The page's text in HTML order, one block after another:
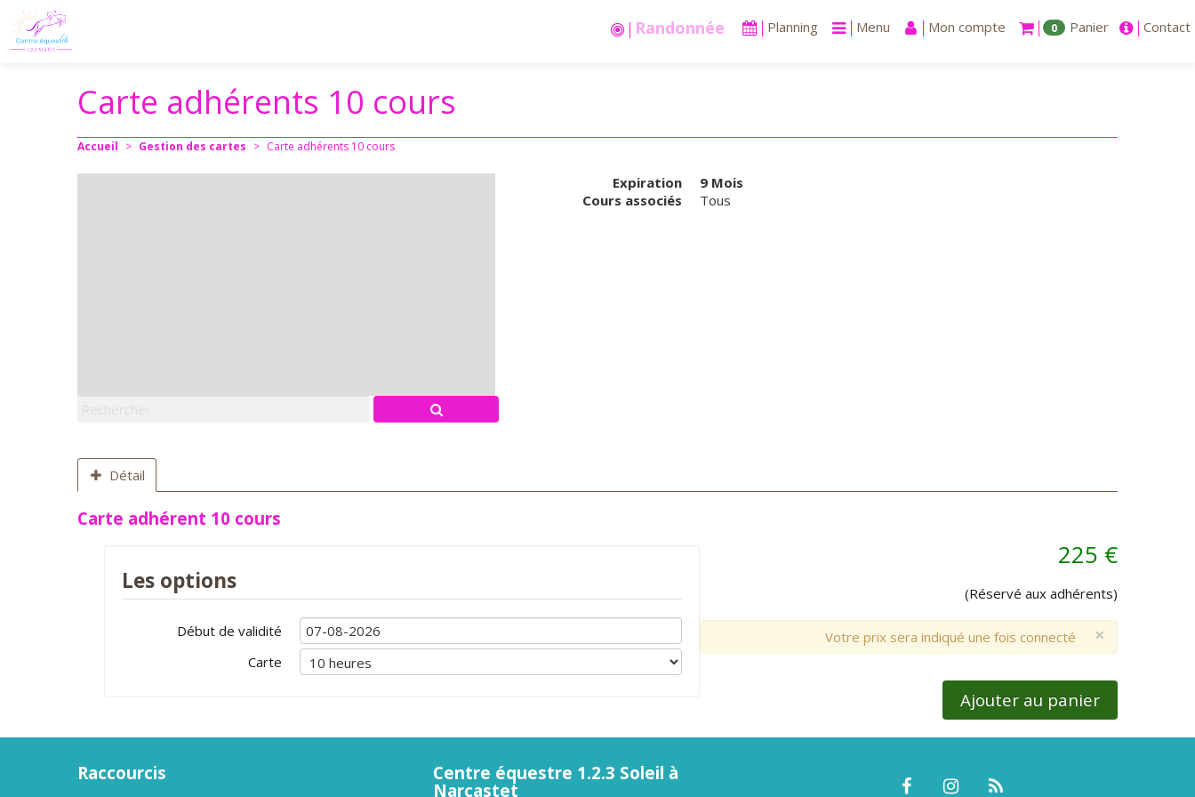
Stages vacances Planning Menu Mon compte 0 Panier Contact
Carte adhérents 10 cours
Accueil > Gestion des cartes > Carte adhérents 10 cours
Expiration
9 Mois
Cours associés
Tous
Détail
Carte adhérent 10 cours
Les options
Début de validité
Carte
225 €
(Réservé aux adhérents)
×
Votre prix sera indiqué une fois connecté
Ajouter au panier
Raccourcis
Centre équestre 1.2.3 Soleil à
Narcastet